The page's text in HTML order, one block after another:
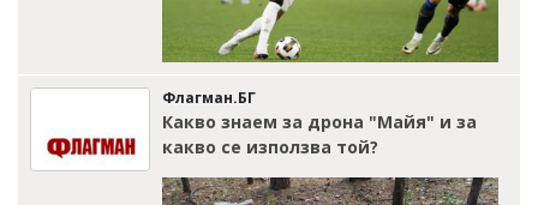
Флагман.БГ
Какво знаем за дрона "Майя" и за
какво се използва той?